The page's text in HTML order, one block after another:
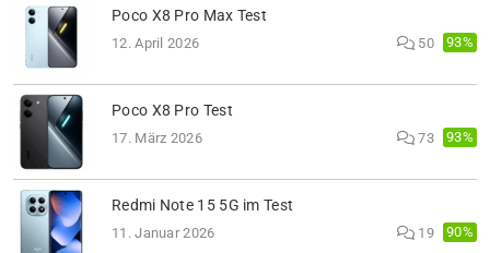
Poco X8 Pro Max Test
12. April 2026 50 93%
Poco X8 Pro Test
17. März 2026 73 93%
Redmi Note 15 5G im Test
11. Januar 2026 19 90%